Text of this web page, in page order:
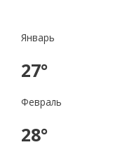
Январь
27°
Февраль
28°